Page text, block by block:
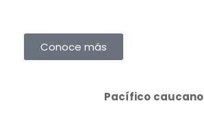
Conoce más
Pacífico caucano